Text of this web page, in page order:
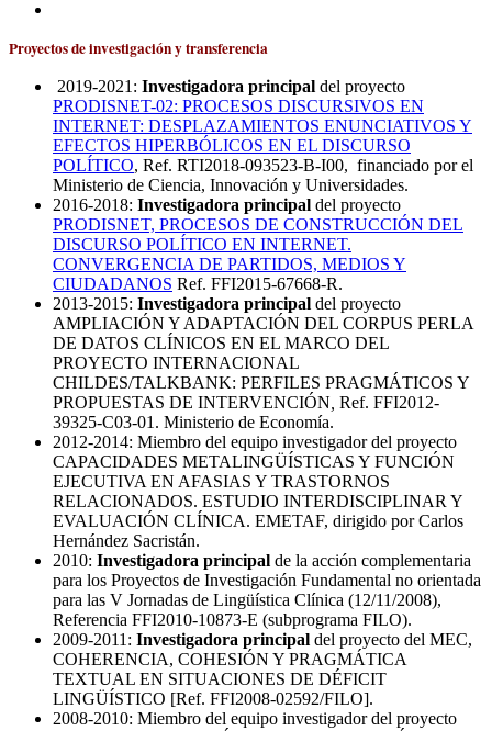
Proyectos de investigación y transferencia
2019-2021: Investigadora principal del proyecto
PRODISNET-02: PROCESOS DISCURSIVOS EN
INTERNET: DESPLAZAMIENTOS ENUNCIATIVOS Y
EFECTOS HIPERBÓLICOS EN EL DISCURSO
POLÍTICO, Ref. RTI2018-093523-B-I00, financiado por el
Ministerio de Ciencia, Innovación y Universidades.
2016-2018: Investigadora principal del proyecto
PRODISNET, PROCESOS DE CONSTRUCCIÓN DEL
DISCURSO POLÍTICO EN INTERNET.
CONVERGENCIA DE PARTIDOS, MEDIOS Y
CIUDADANOS Ref. FFI2015-67668-R.
2013-2015: Investigadora principal del proyecto
AMPLIACIÓN Y ADAPTACIÓN DEL CORPUS PERLA
DE DATOS CLÍNICOS EN EL MARCO DEL
PROYECTO INTERNACIONAL
CHILDES/TALKBANK: PERFILES PRAGMÁTICOS Y
PROPUESTAS DE INTERVENCIÓN Ref. FFI2012-
39325-C03-01. Ministerio de Economía.
2012-2014: Miembro del equipo investigador del proyecto
CAPACIDADES METALINGÜÍSTICAS Y FUNCIÓN
EJECUTIVA EN AFASIAS Y TRASTORNOS
RELACIONADOS. ESTUDIO INTERDISCIPLINAR Y
EVALUACIÓN CLÍNICA. EMETAF, dirigido por Carlos
Hernández Sacristán.
2010: Investigadora principal de la acción complementaria
para los Proyectos de Investigación Fundamental no orientada
para las V Jornadas de Lingüística Clínica (12/11/2008),
Referencia FFI2010-10873-E (subprograma FILO).
2009-2011: Investigadora principal del proyecto del MEC,
COHERENCIA, COHESIÓN Y PRAGMÁTICA
TEXTUAL EN SITUACIONES DE DÉFICIT
LINGÜÍSTICO [Ref. FFI2008-02592/FILO].
2008-2010: Miembro del equipo investigador del proyecto